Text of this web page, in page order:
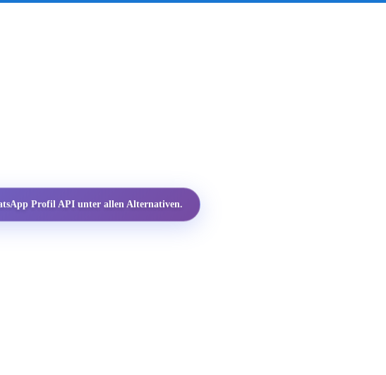
Profil API unter allen Alternativen.